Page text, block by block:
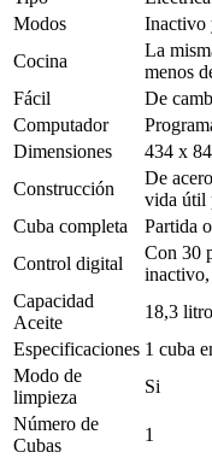
Modos
Inactivo
Cocina
La
menos
Fácil
De
Computador
Dimensiones
434 x
Construcción
De
vida útil
Cuba completa
Partida
Control digital
Con 30
Capacidad
Aceite
18,3
Especificaciones 1 cuba
Modo de
limpieza
Si
Número de
Cubas
1